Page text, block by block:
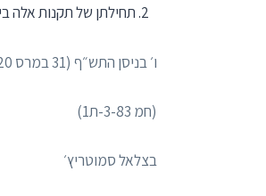
תחילתן של תקנות אלה ביום י״ב
ו׳ בניסן התש״ף (31 במרס 2020)
(חמ 3-83-ת1)
בצלאל סמוטריץ׳